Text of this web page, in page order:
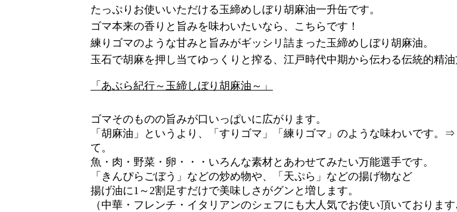
たっぷりお使いいただける玉締めしぼり胡麻油一升缶です。
ゴマ本来の香りと旨みを味わいたいなら、こちらです！
練りゴマのような甘みと旨みがギッシリ詰まった玉締めしぼり胡麻油。
玉石で胡麻を押し当てゆっくりと搾る、江戸時代中期から伝わる伝統的精
「あぶら紀行～玉締しぼり胡麻油～」
ゴマそのものの旨みが口いっぱいに広がります。
「胡麻油」というより、「すりゴマ」「練りゴマ」のような味わいです。 ⇒
て。
魚・肉・野菜・卵・・・いろんな素材とあわせてみたい万能選手です。
「きんぴらごぼう」などの炒め物や、「天ぷら」などの揚げ物など
揚げ油に1～2割足すだけで美味しさがグンと増します。
（中華・フレンチ・イタリアンのシェフにも大人気でお使い頂いております